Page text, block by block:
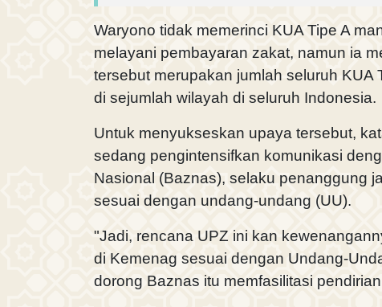
Waryono tidak memerinci KUA Tipe A
melayani pembayaran zakat, namun ia
tersebut merupakan jumlah seluruh KUA
di sejumlah wilayah di seluruh Indonesia.
Untuk menyukseskan upaya tersebut,
sedang pengintensifkan komunikasi
Nasional (Baznas), selaku penanggung
sesuai dengan undang-undang (UU).
"Jadi, rencana UPZ ini kan
di Kemenag sesuai dengan Undang-
dorong Baznas itu memfasilitasi